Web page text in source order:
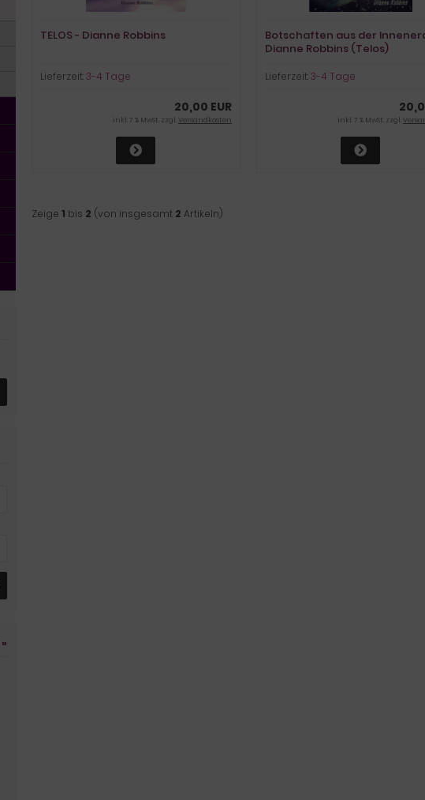
TELOS - Dianne Robbins
Lieferzeit:3-4 Tage
20,00 EUR
inkl. 7 % MwSt. zzgl.Versandkosten
Botschaften aus der
Dianne Robbins (Telos)
Lieferzeit:3-4 Tage
inkl. 7 % MwSt. zzgl.
Zeige 1 bis 2 (von insgesamt 2 Artikeln)
»